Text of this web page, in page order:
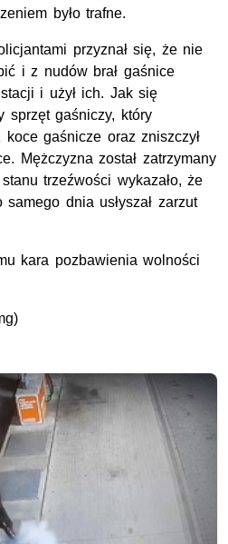
było trafne.
przyznał się, że nie
i z nudów brał gaśnice
i użył ich. Jak się
sprzęt gaśniczy, który
koce gaśnicze oraz zniszczył
Mężczyzna został zatrzymany
trzeźwości wykazało, że
samego dnia usłyszał zarzut
kara pozbawienia wolności